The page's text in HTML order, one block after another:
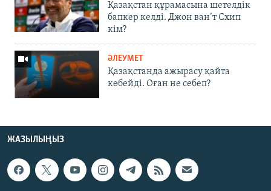
Қазақстан құрамасына шетелдік
бапкер келді. Джон ван’т Схип
кім?
ӘЛЕУМЕТ
Қазақстанда ажырасу қайта
көбейді. Оған не себеп?
ЖАЗЫЛЫҢЫЗ